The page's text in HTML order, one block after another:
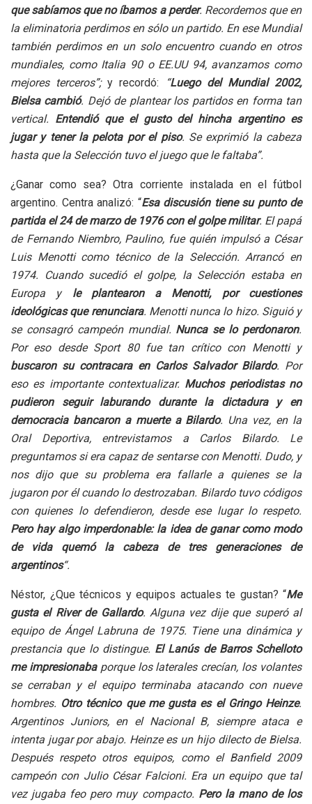
que sabíamos que no íbamos a perder. Recordemos que en
la eliminatoria perdimos en sólo un partido. En ese Mundial
también perdimos en un solo encuentro cuando en otros
mundiales, como Italia 90 o EE.UU 94, avanzamos como
mejores terceros”;y recordó: “Luego del Mundial 2002,
Bielsa cambió. Dejó de plantear los partidos en forma tan
vertical. Entendió que el gusto del hincha argentino es
jugar y tener la pelota por el piso. Se exprimió la cabeza
hasta que la Selección tuvo el juego que le faltaba”.
¿Ganar como sea? Otra corriente instalada en el fútbol
argentino. Centra analizó: “Esa discusión tiene su punto de
partida el 24 de marzo de 1976 con el golpe militar. El papá
de Fernando Niembro, Paulino, fue quién impulsó a César
Luis Menotti como técnico de la Selección. Arrancó en
1974. Cuando sucedió el golpe, la Selección estaba en
Europa y le plantearon a Menotti, por cuestiones
ideológicas que renunciara. Menotti nunca lo hizo. Siguió y
se consagró campeón mundial. Nunca se lo perdonaron.
Por eso desde Sport 80 fue tan crítico con Menotti y
buscaron su contracara en Carlos Salvador Bilardo. Por
eso es importante contextualizar. Muchos periodistas no
pudieron seguir laburando durante la dictadura y en
democracia bancaron a muerte a Bilardo. Una vez, en la
Oral Deportiva, entrevistamos a Carlos Bilardo. Le
preguntamos si era capaz de sentarse con Menotti. Dudo, y
nos dijo que su problema era fallarle a quienes se la
jugaron por él cuando lo destrozaban. Bilardo tuvo códigos
con quienes lo defendieron, desde ese lugar lo respeto.
Pero hay algo imperdonable: la idea de ganar como modo
de vida quemó la cabeza de tres generaciones de
argentinos“.
Néstor, ¿Que técnicos y equipos actuales te gustan? “Me
gusta el River de Gallardo. Alguna vez dije que superó al
equipo de Ángel Labruna de 1975. Tiene una dinámica y
prestancia que lo distingue. El Lanús de Barros Schelloto
me impresionabaporque los laterales crecían, los volantes
se cerraban y el equipo terminaba atacando con nueve
hombres. Otro técnico que me gusta es el Gringo Heinze.
Argentinos Juniors, en el Nacional B, siempre ataca e
intenta jugar por abajo. Heinze es un hijo dilecto de Bielsa.
Después respeto otros equipos, como el Banfield 2009
campeón con Julio César Falcioni. Era un equipo que tal
vez jugaba feo pero muy compacto. Pero la mano de los